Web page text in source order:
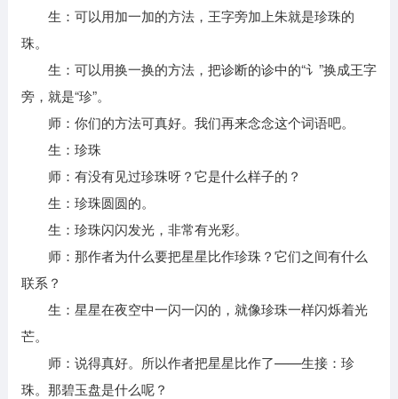
生：可以用加一加的方法，王字旁加上朱就是珍珠的
珠。
生：可以用换一换的方法，把诊断的诊中的“讠”换成王字
旁，就是“珍”。
师：你们的方法可真好。我们再来念念这个词语吧。
生：珍珠
师：有没有见过珍珠呀？它是什么样子的？
生：珍珠圆圆的。
生：珍珠闪闪发光，非常有光彩。
师：那作者为什么要把星星比作珍珠？它们之间有什么
联系？
生：星星在夜空中一闪一闪的，就像珍珠一样闪烁着光
芒。
师：说得真好。所以作者把星星比作了——生接：珍
珠。那碧玉盘是什么呢？